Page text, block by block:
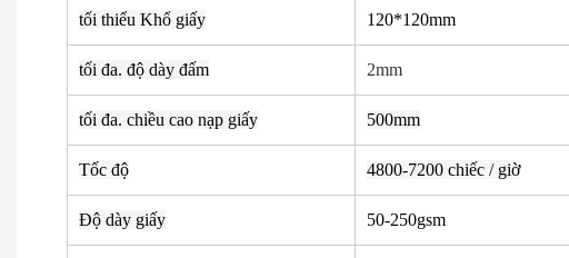
tối thiểu Khổ giấy 120*120mm
tối đa. độ dày đấm 2mm
tối đa. chiều cao nạp giấy 500mm
Tốc độ 4800-7200 chiếc / giờ
Độ dày giấy 50-250gsm